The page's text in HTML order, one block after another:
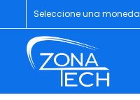
Seleccione una moneda